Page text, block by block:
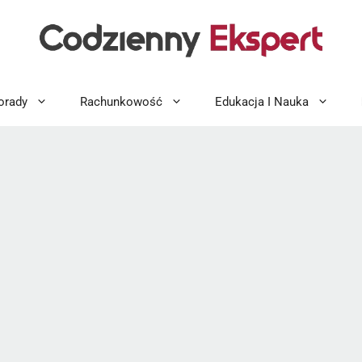
Rachunkowość Edukacja I Nauka